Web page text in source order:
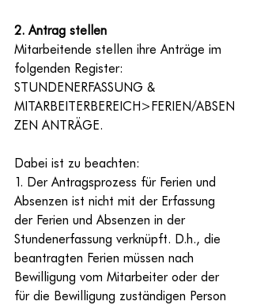
2. Antrag stellen
Mitarbeitende stellen ihre Anträge im
folgenden Register:
STUNDENERFASSUNG &
MITARBEITERBEREICH>FERIEN/ABSEN
ZEN ANTRÄGE.
Dabei ist zu beachten:
1. Der Antragsprozess für Ferien und
Absenzen ist nicht mit der Erfassung
der Ferien und Absenzen in der
Stundenerfassung verknüpft. D.h., die
beantragten Ferien müssen nach
Bewilligung vom Mitarbeiter oder der
für die Bewilligung zuständigen Person